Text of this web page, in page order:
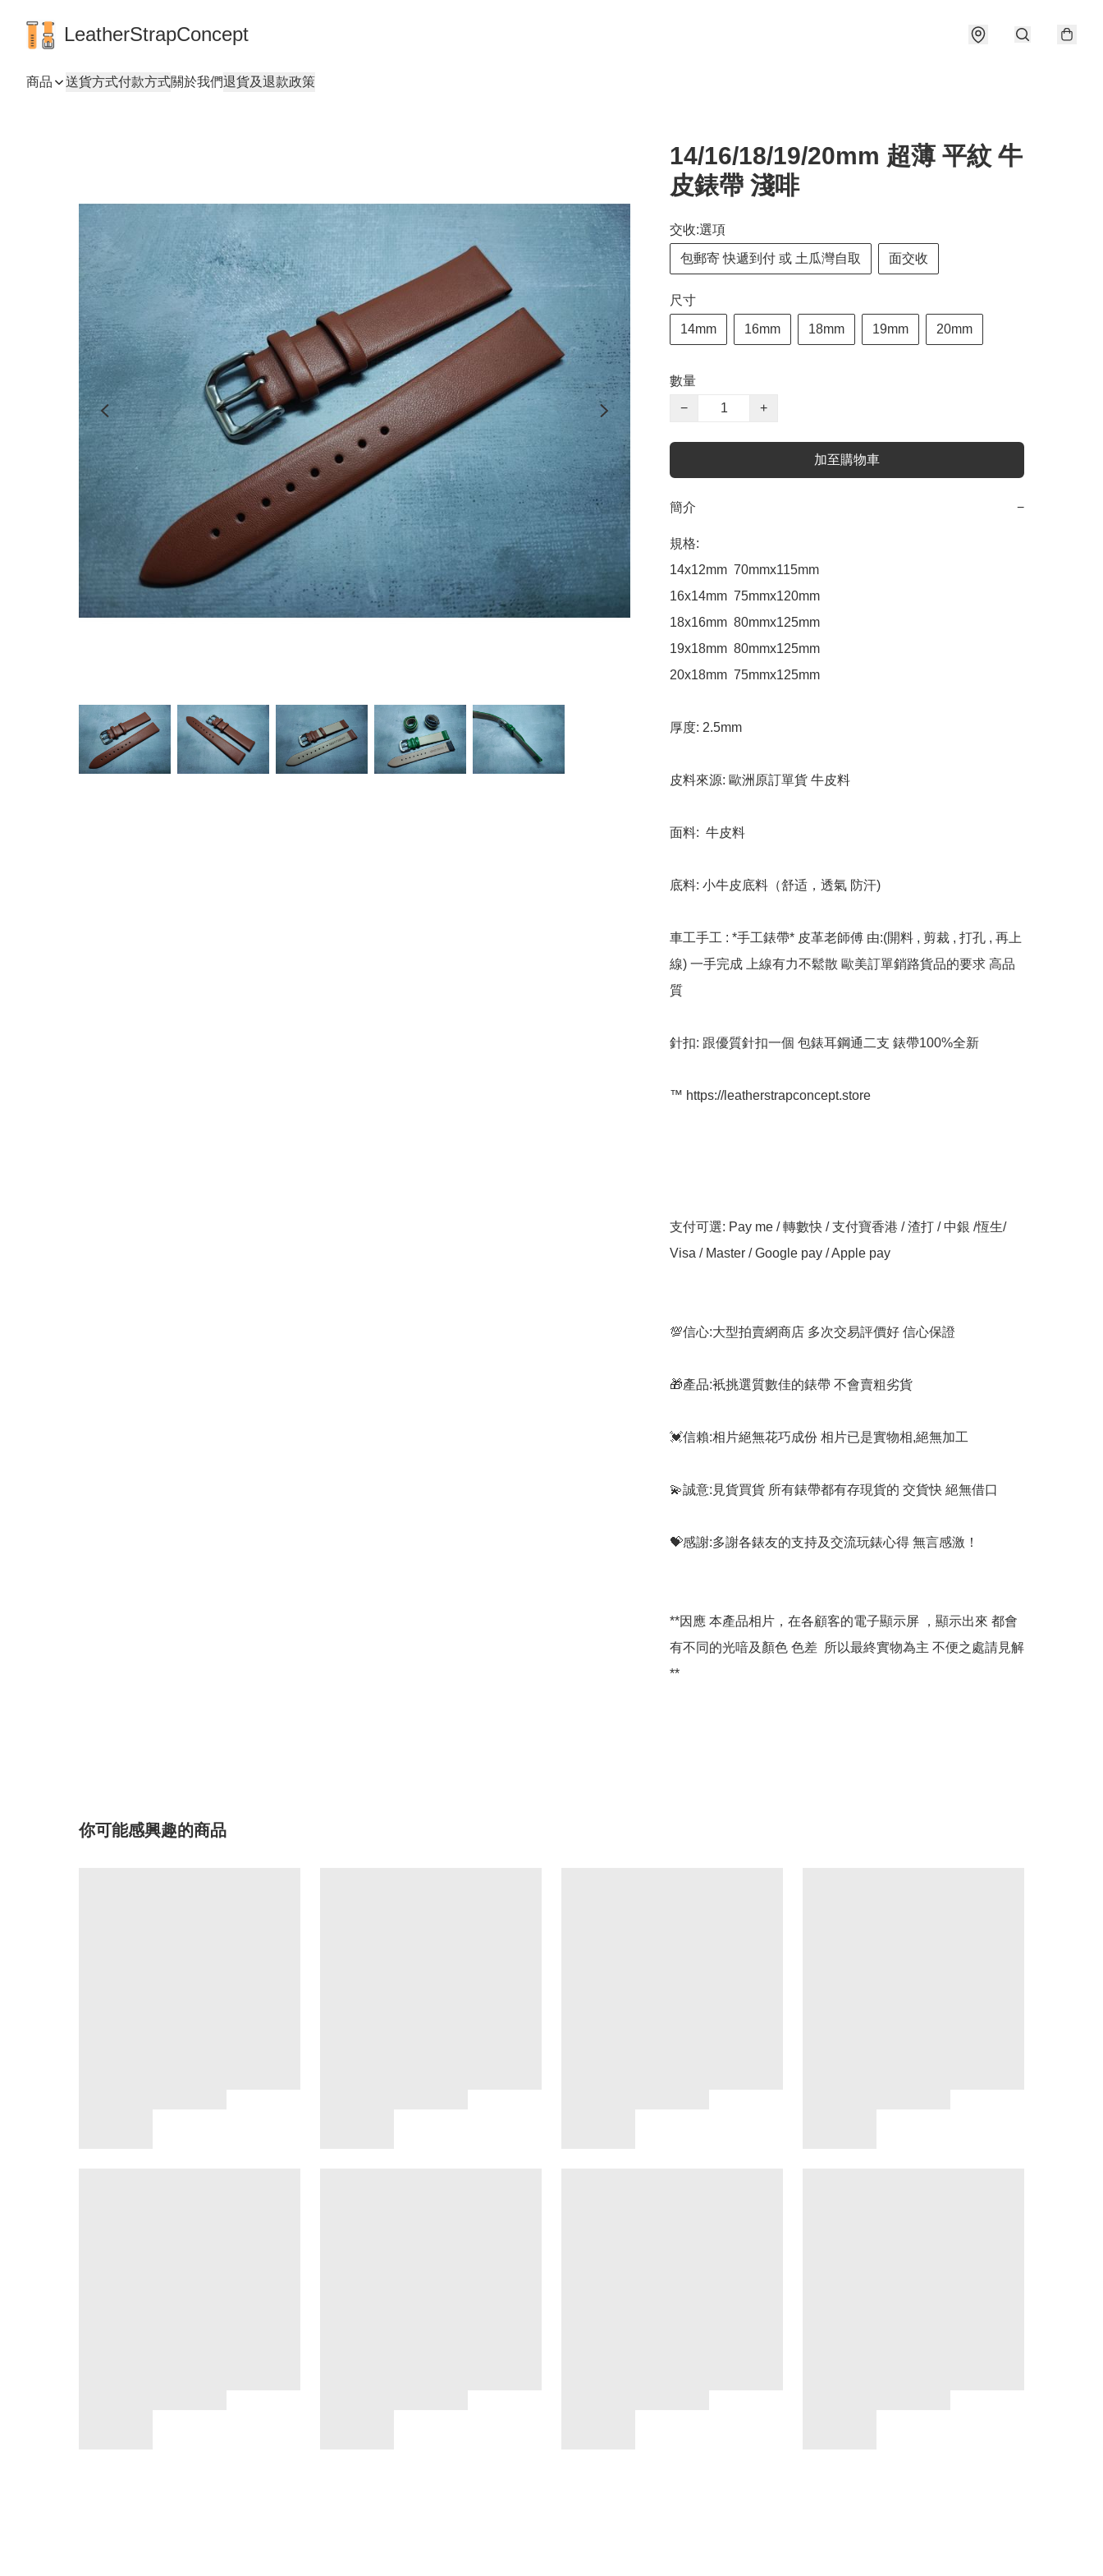
LeatherStrapConcept
商品 送貨方式付款方式關於我們退貨及退款政策
14/16/18/19/20mm 超薄 平紋 牛
皮錶帶 淺啡
交收:選項
包郵寄 快遞到付 或 土瓜灣自取 面交收
尺寸
14mm 16mm 18mm 19mm 20mm
數量
−
+
加至購物車
簡介 −
規格:
14x12mm  70mmx115mm
16x14mm  75mmx120mm
18x16mm  80mmx125mm
19x18mm  80mmx125mm
20x18mm  75mmx125mm
厚度: 2.5mm
皮料來源: 歐洲原訂單貨 牛皮料
面料:  牛皮料
底料: 小牛皮底料（舒适，透氣 防汗)
車工手工 : *手工錶帶* 皮革老師傅 由:(開料 , 剪裁 , 打孔 , 再上
線) 一手完成 上線有力不鬆散 歐美訂單銷路貨品的要求 高品
質
針扣: 跟優質針扣一個 包錶耳鋼通二支 錶帶100%全新
™️ https://leatherstrapconcept.store
支付可選: Pay me / 轉數快 / 支付寶香港 / 渣打 / 中銀 /恆生/
Visa / Master / Google pay / Apple pay
💯信心:大型拍賣網商店 多次交易評價好 信心保證
🎁產品:衹挑選質數佳的錶帶 不會賣粗劣貨
💓信賴:相片絕無花巧成份 相片已是實物相,絕無加工
💫誠意:見貨買貨 所有錶帶都有存現貨的 交貨快 絕無借口
💝感謝:多謝各錶友的支持及交流玩錶心得 無言感激！
**因應 本產品相片，在各顧客的電子顯示屏 ，顯示出來 都會
有不同的光喑及顏色 色差  所以最終實物為主 不便之處請見解
**
你可能感興趣的商品